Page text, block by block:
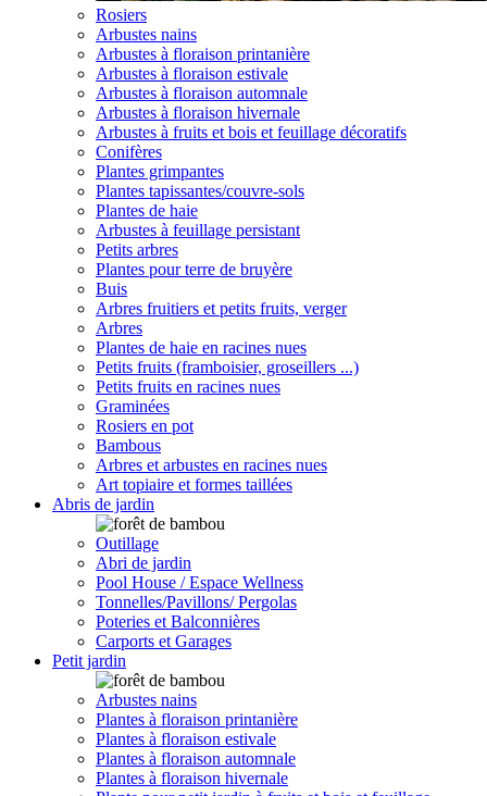
Rosiers
Arbustes nains
Arbustes à floraison printanière
Arbustes à floraison estivale
Arbustes à floraison automnale
Arbustes à floraison hivernale
Arbustes à fruits et bois et feuillage décoratifs
Conifères
Plantes grimpantes
Plantes tapissantes/couvre-sols
Plantes de haie
Arbustes à feuillage persistant
Petits arbres
Plantes pour terre de bruyère
Buis
Arbres fruitiers et petits fruits, verger
Arbres
Plantes de haie en racines nues
Petits fruits (framboisier, groseillers ...)
Petits fruits en racines nues
Graminées
Rosiers en pot
Bambous
Arbres et arbustes en racines nues
Art topiaire et formes taillées
Abris de jardin
Outillage
Abri de jardin
Pool House / Espace Wellness
Tonnelles/Pavillons/ Pergolas
Poteries et Balconnières
Carports et Garages
Petit jardin
Arbustes nains
Plantes à floraison printanière
Plantes à floraison estivale
Plantes à floraison automnale
Plantes à floraison hivernale